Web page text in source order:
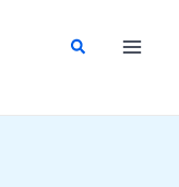
Rechercher